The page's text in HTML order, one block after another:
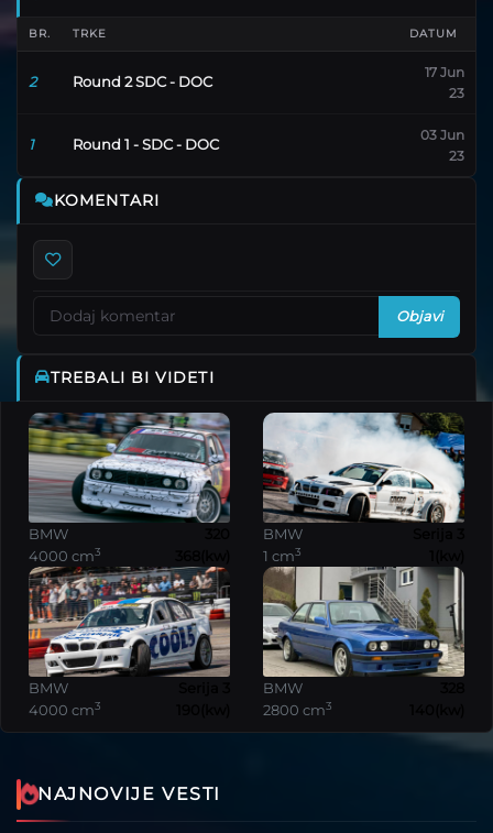
BR. TRKE DATUM
2 Round 2 SDC - DOC
17 Jun
23
1 Round 1 - SDC - DOC
03 Jun
23
KOMENTARI
Objavi
TREBALI BI VIDETI
BMW
4000 cm3
BMW
1 cm3
BMW
4000 cm3
BMW
2800 cm3
NAJNOVIJE VESTI